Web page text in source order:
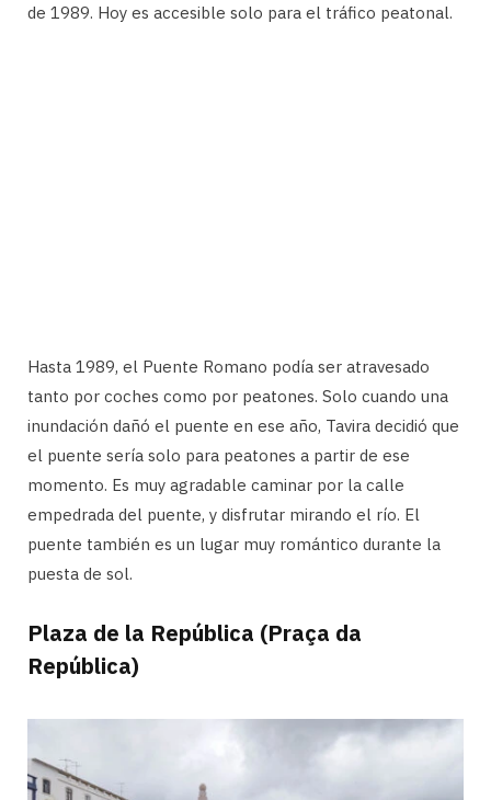
de 1989. Hoy es accesible solo para el tráfico peatonal.
Hasta 1989, el Puente Romano podía ser atravesado
tanto por coches como por peatones. Solo cuando una
inundación dañó el puente en ese año, Tavira decidió que
el puente sería solo para peatones a partir de ese
momento. Es muy agradable caminar por la calle
empedrada del puente, y disfrutar mirando el río. El
puente también es un lugar muy romántico durante la
puesta de sol.
Plaza de la República (Praça da
República)